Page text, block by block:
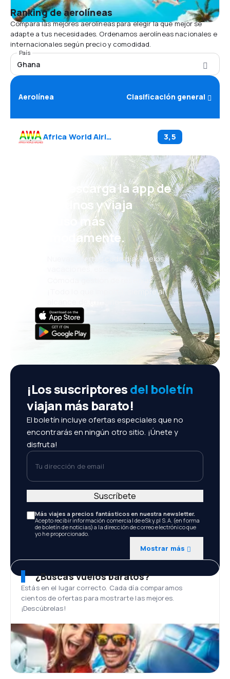
Ranking de aerolíneas
Compara las mejores aerolíneas para elegir la que mejor se
adapte a tus necesidades. Ordenamos aerolíneas nacionales e
internacionales según precio y comodidad.
País
Ghana
Aerolínea Clasificación general
Africa World Airlines 3,5
¡Eh! Descarga la app de
eDestinos y viaja
incluso más
cómodamente.
Nuevas ofertas cada día: vuelos,
vacaciones, escapadas
Cómoda gestión de reservas
¡Todo lo que importa, siempre al
¡Los suscriptoresdel boletín
viajan más barato!
El boletín incluye ofertas especiales que no
encontrarás en ningún otro sitio. ¡Únete y
disfruta!
Tu dirección de email
Más viajes a precios fantásticos en nuestra newsletter.
Acepto recibir información comercial de eSky.pl S.A. (en forma
de boletín de noticias) a la dirección de correo electrónico que
yo he proporcionado.
Mostrar más
Suscríbete
¿Buscas vuelos baratos?
Estás en el lugar correcto. Cada día comparamos
cientos de ofertas para mostrarte las mejores.
¡Descúbrelas!